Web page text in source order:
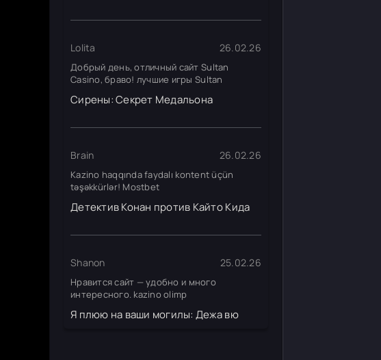
Lolita 26.02.26
Добрый день, отличный сайт Sultan
Casino, браво! лучшие игры Sultan
Сирены: Секрет Медальона
Brain 26.02.26
Kazino haqqında faydalı kontent üçün
təşəkkürlər! Mostbet
Детектив Конан против Кайто Кида
Shanon 25.02.26
Нравится сайт — удобно и много
интересного. kazino olimp
Я плюю на ваши могилы: Дежа вю